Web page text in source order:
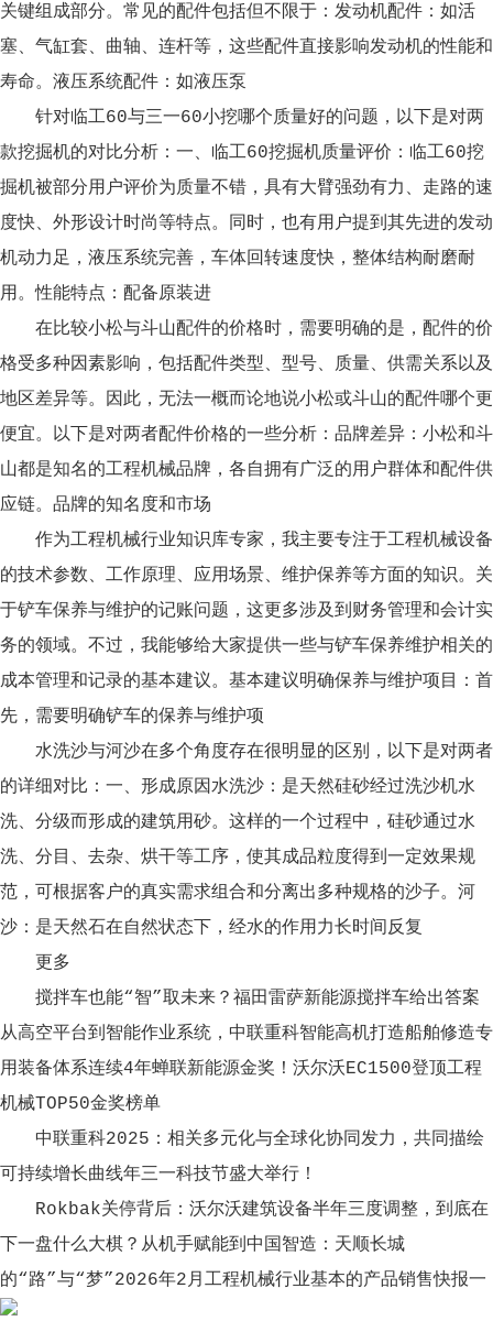
关键组成部分。常见的配件包括但不限于：发动机配件：如活
塞、气缸套、曲轴、连杆等，这些配件直接影响发动机的性能和
寿命。液压系统配件：如液压泵
针对临工60与三一60小挖哪个质量好的问题，以下是对两
款挖掘机的对比分析：一、临工60挖掘机质量评价：临工60挖
掘机被部分用户评价为质量不错，具有大臂强劲有力、走路的速
度快、外形设计时尚等特点。同时，也有用户提到其先进的发动
机动力足，液压系统完善，车体回转速度快，整体结构耐磨耐
用。性能特点：配备原装进
在比较小松与斗山配件的价格时，需要明确的是，配件的价
格受多种因素影响，包括配件类型、型号、质量、供需关系以及
地区差异等。因此，无法一概而论地说小松或斗山的配件哪个更
便宜。以下是对两者配件价格的一些分析：品牌差异：小松和斗
山都是知名的工程机械品牌，各自拥有广泛的用户群体和配件供
应链。品牌的知名度和市场
作为工程机械行业知识库专家，我主要专注于工程机械设备
的技术参数、工作原理、应用场景、维护保养等方面的知识。关
于铲车保养与维护的记账问题，这更多涉及到财务管理和会计实
务的领域。不过，我能够给大家提供一些与铲车保养维护相关的
成本管理和记录的基本建议。基本建议明确保养与维护项目：首
先，需要明确铲车的保养与维护项
水洗沙与河沙在多个角度存在很明显的区别，以下是对两者
的详细对比：一、形成原因水洗沙：是天然硅砂经过洗沙机水
洗、分级而形成的建筑用砂。这样的一个过程中，硅砂通过水
洗、分目、去杂、烘干等工序，使其成品粒度得到一定效果规
范，可根据客户的真实需求组合和分离出多种规格的沙子。河
沙：是天然石在自然状态下，经水的作用力长时间反复
更多
搅拌车也能“智”取未来？福田雷萨新能源搅拌车给出答案
从高空平台到智能作业系统，中联重科智能高机打造船舶修造专
用装备体系连续4年蝉联新能源金奖！沃尔沃EC1500登顶工程
机械TOP50金奖榜单
中联重科2025：相关多元化与全球化协同发力，共同描绘
可持续增长曲线年三一科技节盛大举行！
Rokbak关停背后：沃尔沃建筑设备半年三度调整，到底在
下一盘什么大棋？从机手赋能到中国智造：天顺长城
的“路”与“梦”2026年2月工程机械行业基本的产品销售快报一